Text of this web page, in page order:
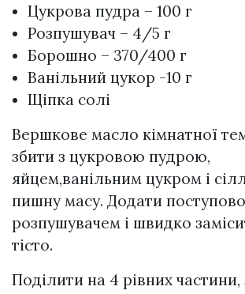
Цукрова пудра – 100 г
Розпушувач – 4/5 г
Борошно – 370/400 г
Ванільний цукор -10 г
Щіпка солі
Вершкове масло кімнатної
збити з цукровою пудрою,
яйцем,ванільним цукром і
пишну масу. Додати
розпушувачем і швидко
тісто.
Поділити на 4 рівних частини,